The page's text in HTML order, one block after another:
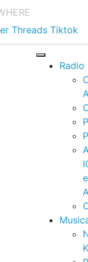
Threads Tiktok
Radio
e